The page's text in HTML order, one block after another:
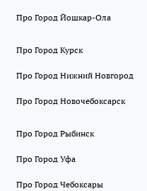
Про Город Йошкар-Ола
Про Город Курск
Про Город Нижний Новгород
Про Город Новочебоксарск
Про Город Рыбинск
Про Город Уфа
Про Город Чебоксары